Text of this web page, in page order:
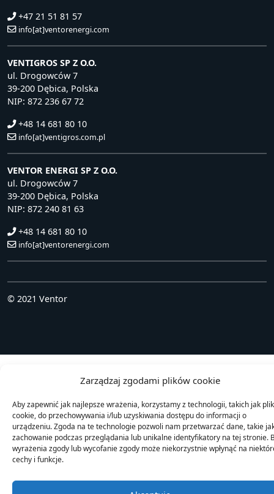
Zarządzaj zgodami plików cookie
Aby zapewnić jak najlepsze wrażenia, korzystamy z technologii, takich jak
cookie, do przechowywania i/lub uzyskiwania dostępu do informacji o
urządzeniu. Zgoda na te technologie pozwoli nam przetwarzać dane, takie
zachowanie podczas przeglądania lub unikalne identyfikatory na tej stronie.
wyrażenia zgody lub wycofanie zgody może niekorzystnie wpłynąć na
cechy i funkcje.
+47 21 51 81 57
info[at]ventorenergi.com
VENTIGROS SP Z O.O.
ul. Drogowców 7
39-200 Dębica, Polska
NIP: 872 236 67 72
+48 14 681 80 10
info[at]ventigros.com.pl
VENTOR ENERGI SP Z O.O.
ul. Drogowców 7
39-200 Dębica, Polska
NIP: 872 240 81 63
+48 14 681 80 10
info[at]ventorenergi.com
© 2021 Ventor